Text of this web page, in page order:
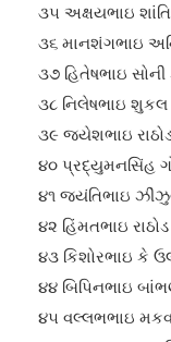
૩૫ અક્ષયભાઇ
૩૬ માનશંગભાઇ
૩૭ હિતેષભાઇ સોની
૩૮ નિલેષભાઇ શુકલ
૩૯ જયેશભાઇ
૪૦ પ્રદ્યુમનસિંહ
૪૧ જયંતિભાઇ
૪૨ હિંમતભાઇ
૪૩ કિશોરભાઇ કે
૪૪ બિપિનભાઇ
૪૫ વલ્લભભાઇ